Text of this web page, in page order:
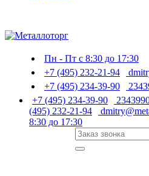
Пн - Пт с 8:30 до 17:30
+7 (495) 232-21-94
+7 (495) 234-39-90
+7 (495) 234-39-90
(495) 232-21-94
8:30 до 17:30